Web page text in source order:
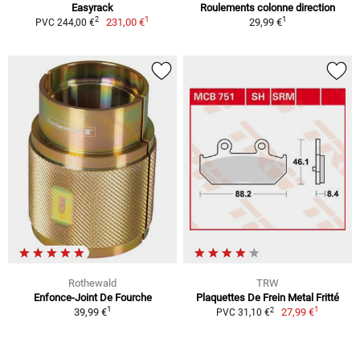
Easyrack
PVC 244,00 €2 231,00 €1
Roulements colonne direction
29,99 €1
Rothewald
Enfonce-Joint De Fourche
39,99 €1
TRW
Plaquettes De Frein Metal Fritté
PVC 31,10 €2 27,99 €1